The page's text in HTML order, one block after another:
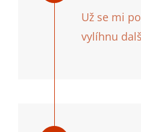
Už se mi
vylíhnu